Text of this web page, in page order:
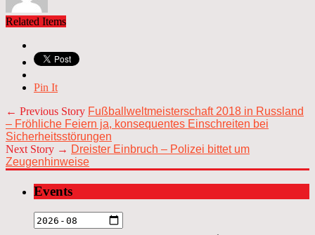
Related Items
Pin It
← Previous Story Fußballweltmeisterschaft 2018 in Russland
– Fröhliche Feiern ja, konsequentes Einschreiten bei
Sicherheitsstörungen
Next Story → Dreister Einbruch – Polizei bittet um
Zeugenhinweise
Events